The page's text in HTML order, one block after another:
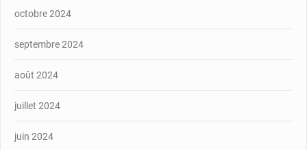
octobre 2024
septembre 2024
août 2024
juillet 2024
juin 2024